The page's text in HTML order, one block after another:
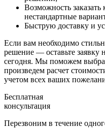
Возможность заказать
нестандартные
Быструю доставку и
Если вам необходимо
решение — оставьте заявку
сегодня. Мы поможем
произведем расчет
учетом всех ваших
Бесплатная
консультация
Перезвоним в течение